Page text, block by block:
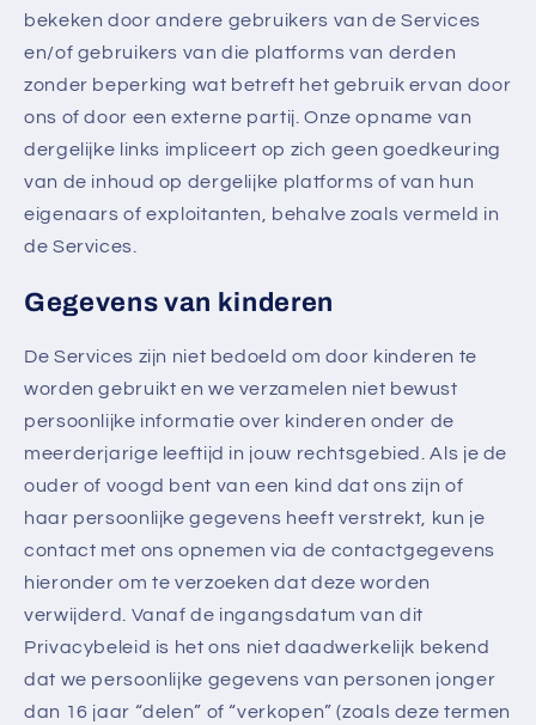
bekeken door andere gebruikers van de Services
en/of gebruikers van die platforms van derden
zonder beperking wat betreft het gebruik ervan door
ons of door een externe partij. Onze opname van
dergelijke links impliceert op zich geen goedkeuring
van de inhoud op dergelijke platforms of van hun
eigenaars of exploitanten, behalve zoals vermeld in
de Services.
Gegevens van kinderen
De Services zijn niet bedoeld om door kinderen te
worden gebruikt en we verzamelen niet bewust
persoonlijke informatie over kinderen onder de
meerderjarige leeftijd in jouw rechtsgebied. Als je de
ouder of voogd bent van een kind dat ons zijn of
haar persoonlijke gegevens heeft verstrekt, kun je
contact met ons opnemen via de contactgegevens
hieronder om te verzoeken dat deze worden
verwijderd. Vanaf de ingangsdatum van dit
Privacybeleid is het ons niet daadwerkelijk bekend
dat we persoonlijke gegevens van personen jonger
dan 16 jaar “delen” of “verkopen” (zoals deze termen